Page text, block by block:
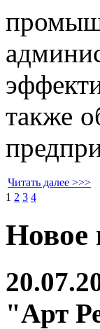
также
Читать далее >>>
1 2 3 4
Новое
"Арт